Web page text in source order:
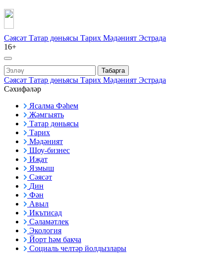
Сәясәт Татар дөньясы Тарих Мәдәният Эстрада
16+
Табарга
Сәясәт Татар дөньясы Тарих Мәдәният Эстрада
Сәхифәләр
Ясалма Фәһем
Җәмгыять
Татар дөньясы
Тарих
Мәдәният
Шоу-бизнес
Иҗат
Язмыш
Сәясәт
Дин
Фән
Авыл
Икътисад
Сәламәтлек
Экология
Йорт һәм бакча
Социаль челтәр йолдызлары